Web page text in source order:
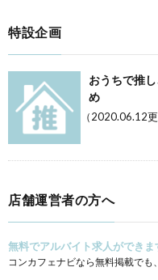
特設企画
おうちで推
め
（2020.06.12更
店舗運営者の方へ
無料でアルバイト求人ができま
コンカフェナビなら無料掲載でも